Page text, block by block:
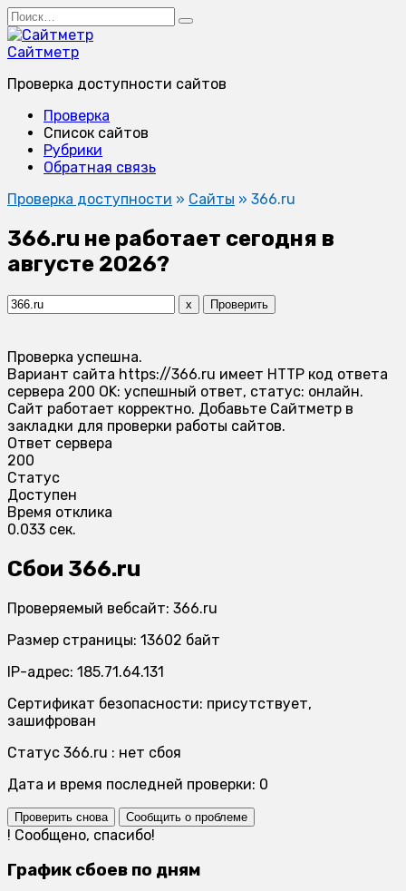
Перейти
к
содержанию
Search
for:
Сайтметр
Проверка доступности сайтов
Проверка
Список сайтов
Рубрики
Обратная связь
Проверка доступности » Сайты » 366.ru
366.ru не работает сегодня в
августе 2026?
x Проверить
Проверка успешна.
Вариант сайта https://366.ru имеет HTTP код ответа
сервера 200 OK: успешный ответ, статус: онлайн.
Сайт работает корректно. Добавьте Сайтметр в
закладки для проверки работы сайтов.
Ответ сервера
200
Статус
Доступен
Время отклика
0.033 сек.
Сбои 366.ru
Проверяемый вебсайт: 366.ru
Размер страницы: 13602 байт
IP-адрес: 185.71.64.131
Сертификат безопасности: присутствует,
зашифрован
Статус 366.ru : нет сбоя
Дата и время последней проверки: 0
Проверить снова Сообщить о проблеме
! Сообщено, спасибо!
График сбоев по дням